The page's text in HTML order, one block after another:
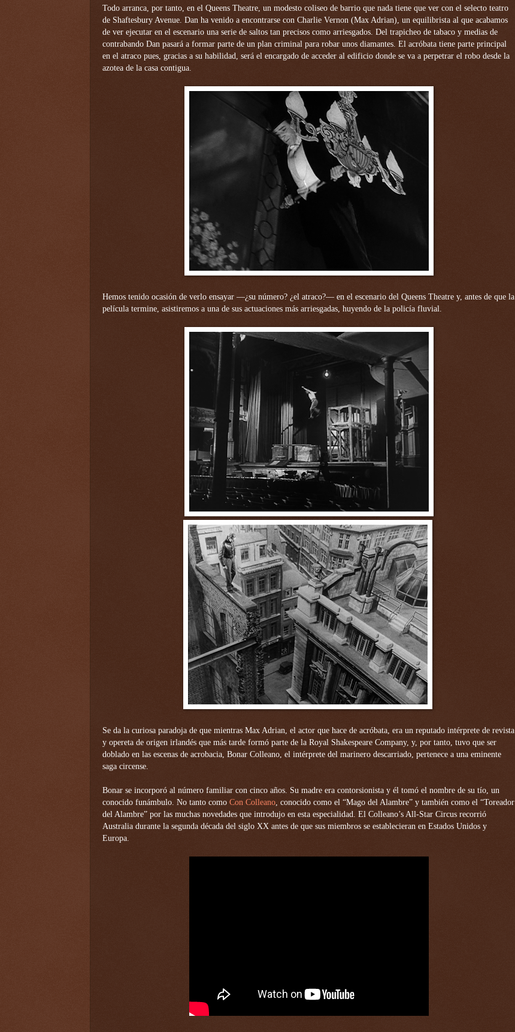
Todo arranca, por tanto, en el Queens Theatre, un modesto coliseo de barrio que nada tiene que ver con el selecto teatro
de Shaftesbury Avenue. Dan ha venido a encontrarse con Charlie Vernon (Max Adrian), un equilibrista al que acabamos
de ver ejecutar en el escenario una serie de saltos tan precisos como arriesgados. Del trapicheo de tabaco y medias de
contrabando Dan pasará a formar parte de un plan criminal para robar unos diamantes. El acróbata tiene parte principal
en el atraco pues, gracias a su habilidad, será el encargado de acceder al edificio donde se va a perpetrar el robo desde la
azotea de la casa contigua.
Hemos tenido ocasión de verlo ensayar —¿su número? ¿el atraco?— en el escenario del Queens Theatre y, antes de que la
película termine, asistiremos a una de sus actuaciones más arriesgadas, huyendo de la policía fluvial.
Se da la curiosa paradoja de que mientras Max Adrian, el actor que hace de acróbata, era un reputado intérprete de revista
y opereta de origen irlandés que más tarde formó parte de la Royal Shakespeare Company, y, por tanto, tuvo que ser
doblado en las escenas de acrobacia, Bonar Colleano, el intérprete del marinero descarriado, pertenece a una eminente
saga circense.
Bonar se incorporó al número familiar con cinco años. Su madre era contorsionista y él tomó el nombre de su tío, un
conocido funámbulo. No tanto como Con Colleano , conocido como el “Mago del Alambre” y también como el “Toreador
del Alambre” por las muchas novedades que introdujo en esta especialidad. El Colleano’s All-Star Circus recorrió
Australia durante la segunda década del siglo XX antes de que sus miembros se establecieran en Estados Unidos y
Europa.